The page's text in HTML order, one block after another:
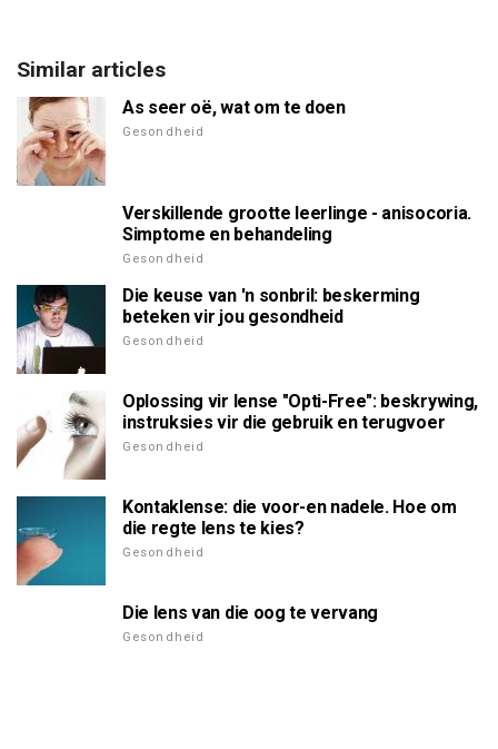
Similar articles
As seer oë, wat om te doen
Gesondheid
Verskillende grootte leerlinge - anisocoria.
Simptome en behandeling
Gesondheid
Die keuse van 'n sonbril: beskerming
beteken vir jou gesondheid
Gesondheid
Oplossing vir lense "Opti-Free": beskrywing,
instruksies vir die gebruik en terugvoer
Gesondheid
Kontaklense: die voor-en nadele. Hoe om
die regte lens te kies?
Gesondheid
Die lens van die oog te vervang
Gesondheid